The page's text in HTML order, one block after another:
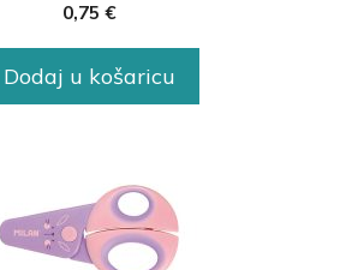
0,75 €
Dodaj u košaricu